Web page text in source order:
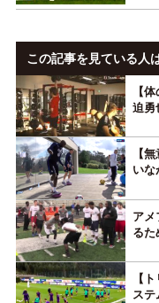
この記事を見ている人
【
迫勇
【
いな
アメ
るた
【
ステ